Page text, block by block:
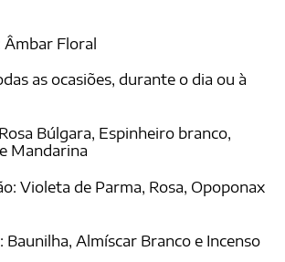
Âmbar Floral
as ocasiões, durante o dia ou à
Búlgara, Espinheiro branco,
Mandarina
Violeta de Parma, Rosa, Opoponax
Almíscar Branco e Incenso